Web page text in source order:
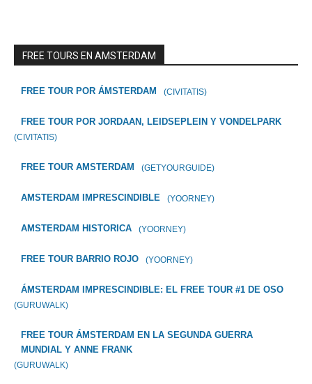
FREE TOURS EN AMSTERDAM
FREE TOUR POR ÁMSTERDAM (CIVITATIS)
FREE TOUR POR JORDAAN, LEIDSEPLEIN Y VONDELPARK
(CIVITATIS)
FREE TOUR AMSTERDAM (GETYOURGUIDE)
AMSTERDAM IMPRESCINDIBLE (YOORNEY)
AMSTERDAM HISTORICA (YOORNEY)
FREE TOUR BARRIO ROJO (YOORNEY)
ÁMSTERDAM IMPRESCINDIBLE: EL FREE TOUR #1 DE OSO
(GURUWALK)
FREE TOUR ÁMSTERDAM EN LA SEGUNDA GUERRA
MUNDIAL Y ANNE FRANK
(GURUWALK)